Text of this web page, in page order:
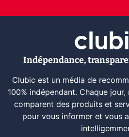
Indépendance,
Clubic est un média de
100% indépendant. Chaque
comparent des produits et
pour vous informer et vous